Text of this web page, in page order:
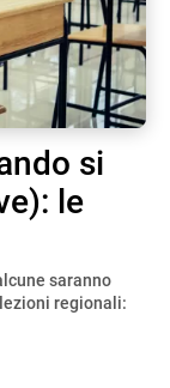
si
le
saranno
regionali: